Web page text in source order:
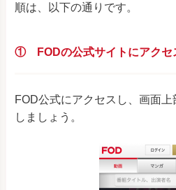
順は、以下の通りです。
① FODの公式サイトにアクセ
FOD公式にアクセスし、画面
しましょう。